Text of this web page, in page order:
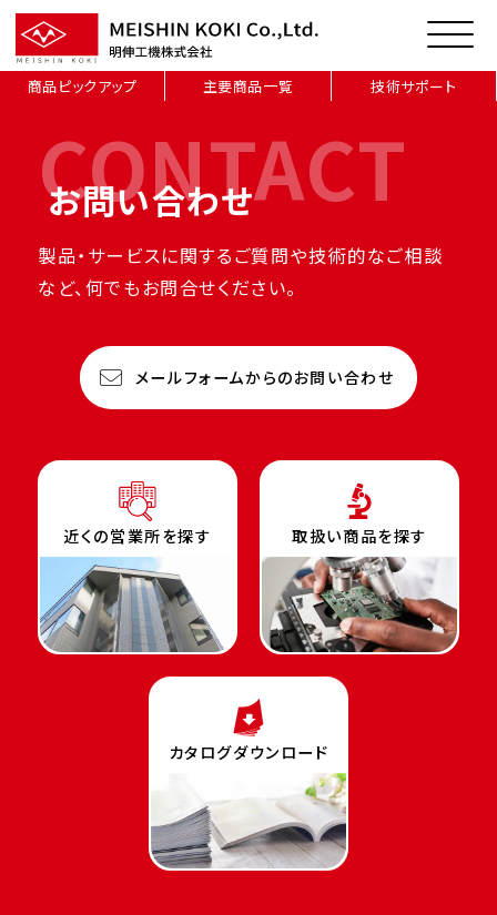
商品ピックアップ 主要商品一覧 技術サポート
CONTACT
お問い合わせ
製品・サービスに関するご質問や技術的なご相談
など、何でもお問合せください。
メールフォームからのお問い合わせ
近くの営業所を探す 取扱い商品を探す
カタログダウンロード